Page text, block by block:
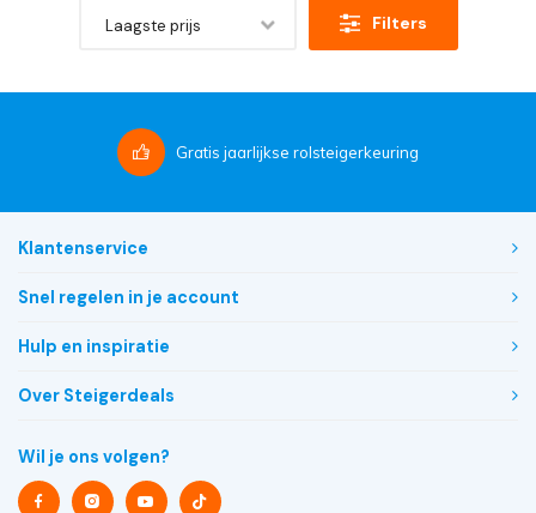
Laagste prijs Filters
Gratis jaarlijkse rolsteigerkeuring
Klantenservice
Snel regelen in je account
Hulp en inspiratie
Over Steigerdeals
Wil je ons volgen?